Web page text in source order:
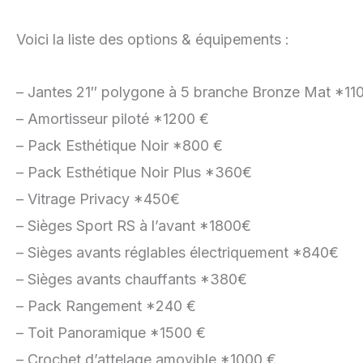
Voici la liste des options & équipements :
– Jantes 21″ polygone à 5 branche Bronze Mat
– Amortisseur piloté *1200 €
– Pack Esthétique Noir *800 €
– Pack Esthétique Noir Plus *360€
– Vitrage Privacy *450€
– Sièges Sport RS à l’avant *1800€
– Sièges avants réglables électriquement *840€
– Sièges avants chauffants *380€
– Pack Rangement *240 €
– Toit Panoramique *1500 €
– Crochet d’attelage amovible *1000 €